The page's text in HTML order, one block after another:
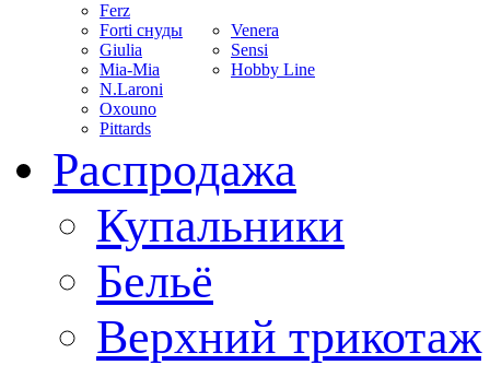
Ferz
Forti снуды
Giulia
Mia-Mia
N.Laroni
Oxouno
Pittards
Venera
Sensi
Hobby Line
Распродажа
Купальники
Бельё
Верхний трикотаж